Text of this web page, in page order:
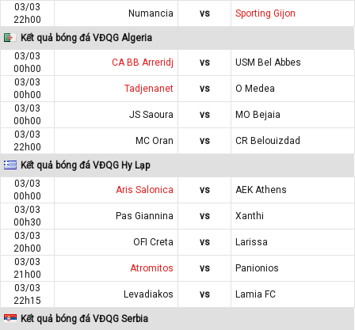
03/03
22h00
Numancia vs Sporting Gijon
Kết quả bóng đá VĐQG Algeria
03/03
00h00
CA BB Arreridj vs
USM Bel Abbes
03/03
00h00
Tadjenanet vs
O Medea
03/03
00h00
JS Saoura vs
MO Bejaia
03/03
22h00
MC Oran vs CR Belouizdad
Kết quả bóng đá VĐQG Hy Lạp
03/03
00h00
Aris Salonica vs
AEK Athens
03/03
00h30
Pas Giannina vs
Xanthi
03/03
20h00
OFI Creta vs
Larissa
03/03
21h00
Atromitos vs
Panionios
03/03
22h15
Levadiakos vs Lamia FC
Kết quả bóng đá VĐQG Serbia